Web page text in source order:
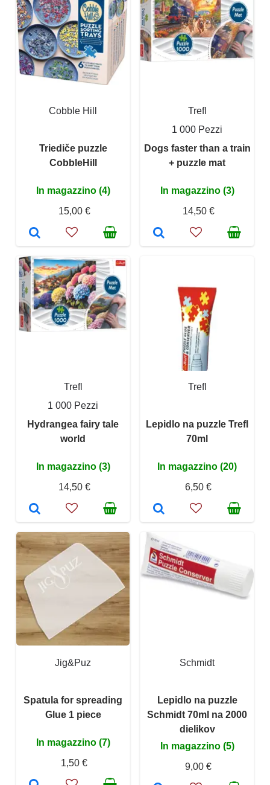
Cobble Hill
Triediče puzzle
CobbleHill
In magazzino (4)
15,00 €
Trefl
1 000 Pezzi
Dogs faster than a train
+ puzzle mat
In magazzino (3)
14,50 €
Trefl
1 000 Pezzi
Hydrangea fairy tale
world
In magazzino (3)
14,50 €
Trefl
Lepidlo na puzzle Trefl
70ml
In magazzino (20)
6,50 €
Jig&Puz
Spatula for spreading
Glue 1 piece
In magazzino (7)
1,50 €
Schmidt
Lepidlo na puzzle
Schmidt 70ml na 2000
dielikov
In magazzino (5)
9,00 €